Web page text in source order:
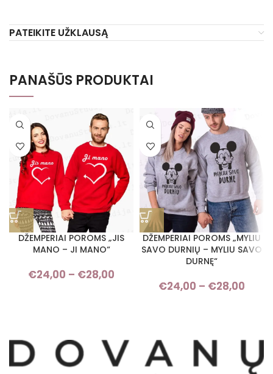
PATEIKITE UŽKLAUSĄ
PANAŠŪS PRODUKTAI
DŽEMPERIAI POROMS „JIS
MANO – JI MANO“
€24,00 – €28,00
€28,00
DŽEMPERIAI POROMS „MYLIU
SAVO DURNIŲ – MYLIU SAVO
DURNĘ“
€24,00 – €28,00